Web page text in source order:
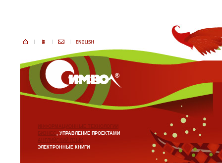
ИНФОРМАЦИОННЫЕ ТЕХНОЛОГИИ
БИЗНЕС, УПРАВЛЕНИЕ ПРОЕКТАМИ
АНГЛИЙСКИЙ ЯЗЫК
ЭЛЕКТРОННЫЕ КНИГИ